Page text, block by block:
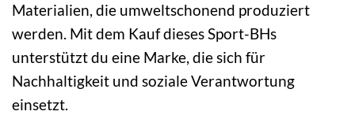
Materialien, die umweltschonend produziert
werden. Mit dem Kauf dieses Sport-BHs
unterstützt du eine Marke, die sich für
Nachhaltigkeit und soziale Verantwortung
einsetzt.